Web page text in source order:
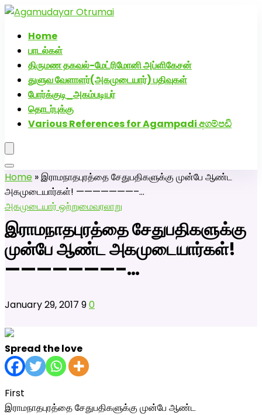
Home
பாடல்கள்
திருமண தகவல்-மேட்ரிமோனி அப்ளிகேசன்
துளுவ வேளாளர்(அகமுடையார்) பதிவுகள்
போர்க்குடி_அகம்படியர்
தொடர்புக்கு
Various References for Agampadi අගම්පඩි
Home »இராமநாதபுரத்தை சேதுபதிகளுக்கு முன்பே ஆண்ட
அகமுடையார்கள்! ———————–…
அகமுடையார் ஒற்றுமைவரலாறு
இராமநாதபுரத்தை சேதுபதிகளுக்கு
முன்பே ஆண்ட அகமுடையார்கள்!
———————–…
January 29, 2017 90
Spread the love
First
இராமநாதபுரத்தை சேதுபதிகளுக்கு முன்பே ஆண்ட
அகமுடையார் திருமண வரன்களுக்கு அகமுடையார்மேட்ரி-